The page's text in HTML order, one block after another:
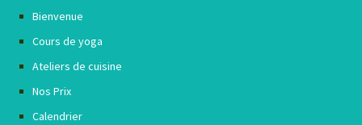
articles
Bienvenue
Cours de yoga
Ateliers de cuisine
Nos Prix
Calendrier